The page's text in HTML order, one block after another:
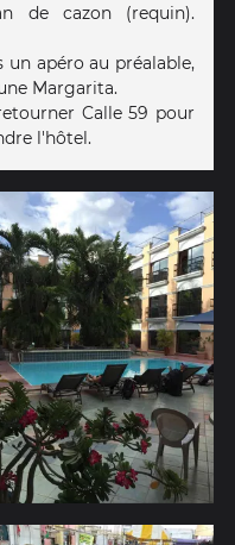
de cazon (requin).
apéro au préalable,
Margarita.
Calle 59 pour
l'hôtel.